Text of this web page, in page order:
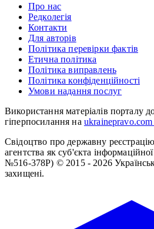
Про нас
Редколегія
Контакти
Для авторів
Політика перевірки фактів
Етична політика
Політика виправлень
Політика конфіденційності
Умови надання послуг
Використання матеріалів порталу
гіперпосилання на ukrainepravo.com
Свідоцтво про державну
агентства як суб'єкта
№516-378Р) © 2015 - 2026
захищені.